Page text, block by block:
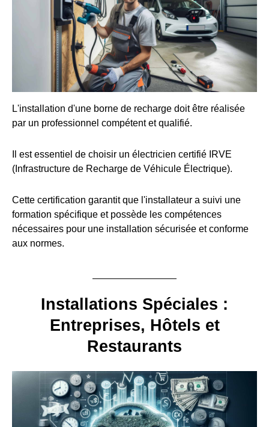
L'installation d'une borne de recharge doit être réalisée
par un professionnel compétent et qualifié.
Il est essentiel de choisir un électricien certifié IRVE
(Infrastructure de Recharge de Véhicule Électrique).
Cette certification garantit que l'installateur a suivi une
formation spécifique et possède les compétences
nécessaires pour une installation sécurisée et conforme
aux normes.
Installations Spéciales :
Entreprises, Hôtels et
Restaurants